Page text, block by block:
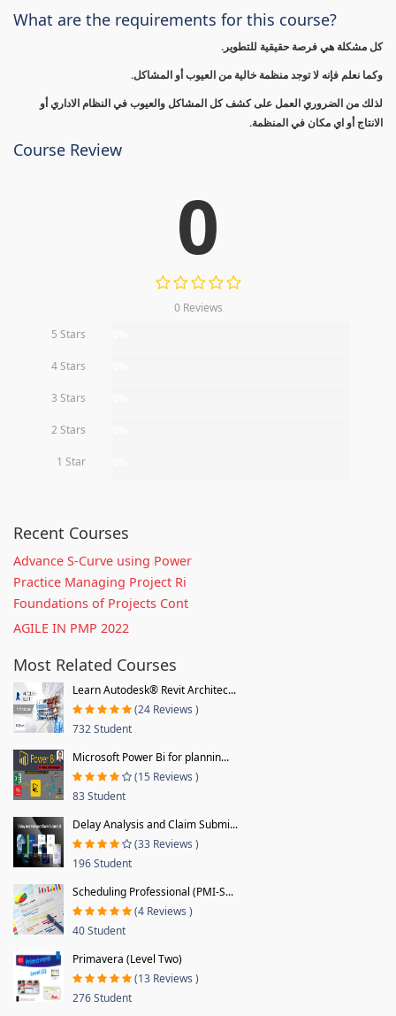
What are the requirements for this course?
كل مشكلة هي فرصة حقيقية للتطوير.
وكما نعلم فإنه لا توجد منظمة خالية من العيوب أو المشاكل.
لذلك من الضروري العمل على كشف كل المشاكل والعيوب في النظام الاداري أو
الانتاج أو اي مكان في المنظمة.
Course Review
0
0 Reviews
5 Stars
4 Stars
3 Stars
2 Stars
1 Star
Recent Courses
Advance S-Curve using Power
Practice Managing Project Ri
Foundations of Projects Cont
AGILE IN PMP 2022
Most Related Courses
Learn Autodesk® Revit Architec...
(24 Reviews )
732 Student
Microsoft Power Bi for plannin...
(15 Reviews )
83 Student
Delay Analysis and Claim Submi...
(33 Reviews )
196 Student
Scheduling Professional (PMI-S...
(4 Reviews )
40 Student
Primavera (Level Two)
(13 Reviews )
276 Student